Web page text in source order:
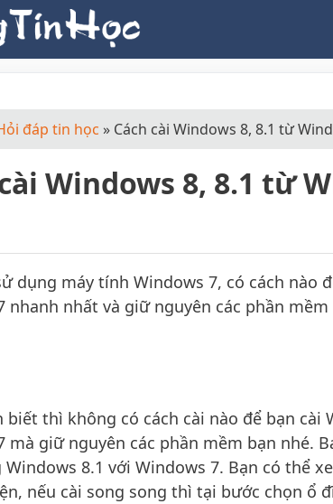
đáp tin học » Cách cài Windows 8, 8.1 từ
Windows 8, 8.1 từ
dụng máy tính Windows 7, có cách nào
nhanh nhất và giữ nguyên các phần
biết thì không có cách cài nào để bạn cài
mà giữ nguyên các phần mềm bạn nhé.
Windows 8.1 với Windows 7. Bạn có thể
nếu cài song song thì tại bước chọn ổ